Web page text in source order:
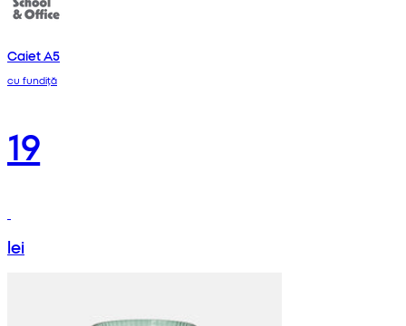
Caiet A5
cu fundiță
19
lei